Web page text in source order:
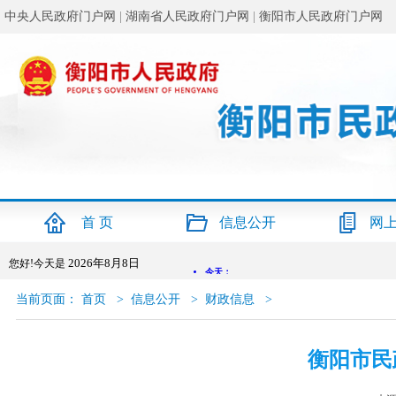
中央人民政府门户网 湖南省人民政府门户网 衡阳市人民政府门户网
首 页 信息公开 网
您好!今天是 2026年8月8日
当前页面： 首页 > 信息公开 > 财政信息 >
衡阳市